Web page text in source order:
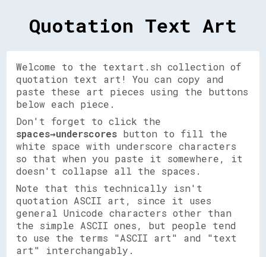
Quotation Text Art
Welcome to the textart.sh collection of
quotation text art! You can copy and
paste these art pieces using the buttons
below each piece.
Don't forget to click the
spaces→underscores button to fill the
white space with underscore characters
so that when you paste it somewhere, it
doesn't collapse all the spaces.
Note that this technically isn't
quotation ASCII art, since it uses
general Unicode characters other than
the simple ASCII ones, but people tend
to use the terms "ASCII art" and "text
art" interchangably.